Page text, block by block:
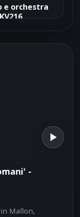
e orchestra
(1756-
in re
- Southwest
-
Mallon,